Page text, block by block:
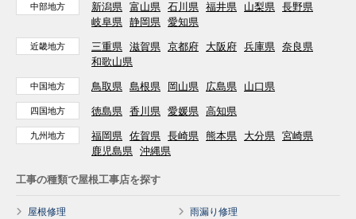
中部地方 新潟県 富山県 石川県 福井県 山梨県 長野県
岐阜県 静岡県 愛知県
近畿地方 三重県 滋賀県 京都府 大阪府 兵庫県 奈良県
和歌山県
中国地方 鳥取県 島根県 岡山県 広島県 山口県
四国地方 徳島県 香川県 愛媛県 高知県
九州地方 福岡県 佐賀県 長崎県 熊本県 大分県 宮崎県
鹿児島県 沖縄県
工事の種類で屋根工事店を探す
屋根修理
雨漏り修理